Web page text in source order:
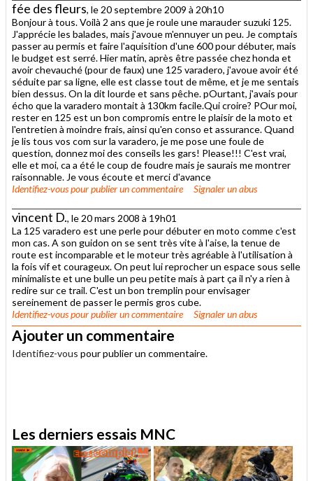
fée des fleurs, le 20 septembre 2009 à 20h10
Bonjour à tous. Voilà 2 ans que je roule une marauder suzuki 125.
J'apprécie les balades, mais j'avoue m'ennuyer un peu. Je comptais
passer au permis et faire l'aquisition d'une 600 pour débuter, mais
le budget est serré. Hier matin, après être passée chez honda et
avoir chevauché (pour de faux) une 125 varadero, j'avoue avoir été
séduite par sa ligne, elle est classe tout de même, et je me sentais
bien dessus. On la dit lourde et sans pêche. pOurtant, j'avais pour
écho que la varadero montait à 130km facile.Qui croire? POur moi,
rester en 125 est un bon compromis entre le plaisir de la moto et
l'entretien à moindre frais, ainsi qu'en conso et assurance. Quand
je lis tous vos com sur la varadero, je me pose une foule de
question, donnez moi des conseils les gars! Please!!! C'est vrai,
elle et moi, ca a été le coup de foudre mais je saurais me montrer
raisonnable. Je vous écoute et merci d'avance
Identifiez-vouspour publier un commentaire Signaler un abus
vincent D., le 20 mars 2008 à 19h01
La 125 varadero est une perle pour débuter en moto comme c'est
mon cas. A son guidon on se sent très vite à l'aise, la tenue de
route est incomparable et le moteur très agréable à l'utilisation à
la fois vif et courageux. On peut lui reprocher un espace sous selle
minimaliste et une bulle un peu petite mais à part ça il n'y a rien à
redire sur ce trail. C'est un bon tremplin pour envisager
sereinement de passer le permis gros cube.
Identifiez-vouspour publier un commentaire Signaler un abus
Ajouter un commentaire
Identifiez-vous pour publier un commentaire.
Les derniers essais MNC